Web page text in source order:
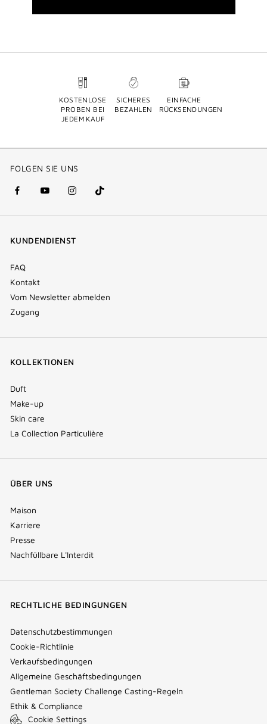
KOSTENLOSE
PROBEN BEI
JEDEM KAUF
SICHERES
BEZAHLEN
EINFACHE
RÜCKSENDUNGEN
FOLGEN SIE UNS
facebook
(new
youtube
(new
instagram
(new
Tik
Tok
KUNDENDIENST
FAQ
Kontakt
Vom Newsletter abmelden
Zugang
KOLLEKTIONEN
Duft
Make-up
Skin care
La Collection Particulière
ÜBER UNS
Maison
Karriere
Presse
Nachfüllbare L'Interdit
RECHTLICHE BEDINGUNGEN
Datenschutzbestimmungen
Cookie-Richtlinie
Verkaufsbedingungen
Allgemeine Geschäftsbedingungen
Gentleman Society Challenge Casting-Regeln
Ethik & Compliance
Cookie Settings